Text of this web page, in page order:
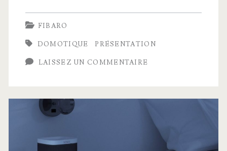
FIBARO
DOMOTIQUE PRÉSENTATION
LAISSEZ UN COMMENTAIRE